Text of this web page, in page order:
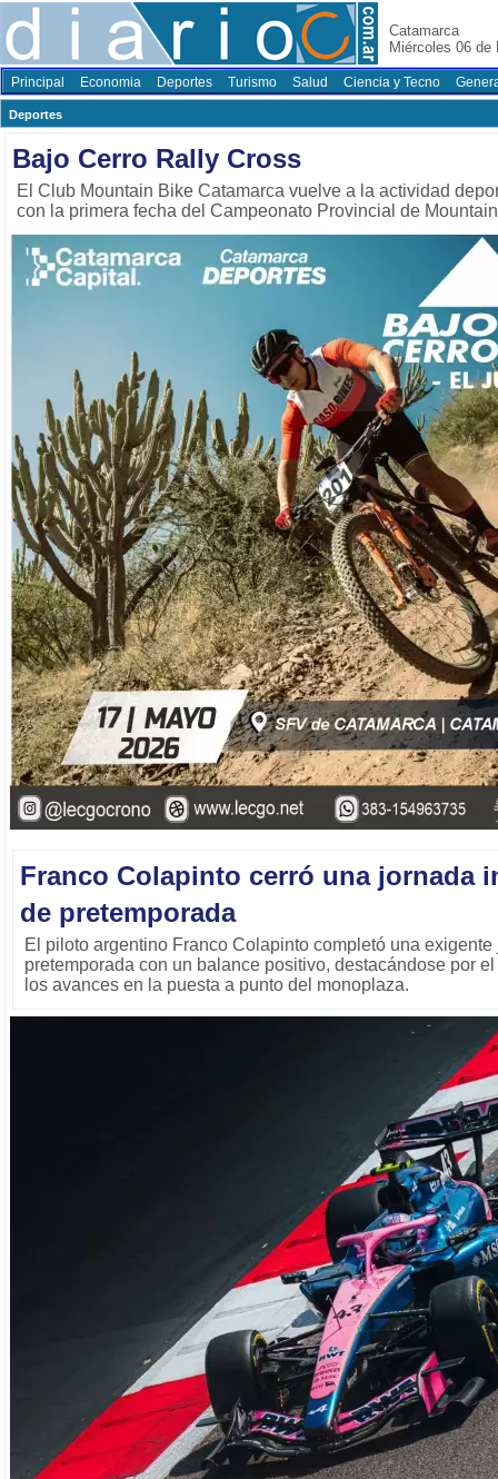
Catamarca
Miércoles 06 de
Principal Economia Deportes Turismo Salud Ciencia y Tecno
Deportes
Bajo Cerro Rally Cross
El Club Mountain Bike Catamarca vuelve a la actividad
con la primera fecha del Campeonato Provincial de
Franco Colapinto cerró una jornada
de pretemporada
El piloto argentino Franco Colapinto completó una
pretemporada con un balance positivo, destacándose por
los avances en la puesta a punto del monoplaza.